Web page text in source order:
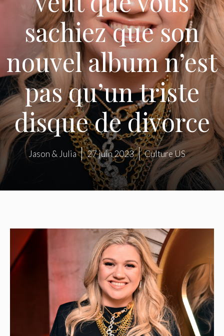
sachiez que son
nouvel album n’est
pas qu’un triste
disque de divorce
Jason & Julia 27 juin 2023 Culture US